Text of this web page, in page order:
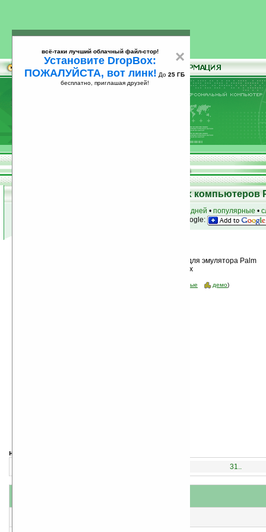
25
Программы для карманных компьютеров
за 7 дней • популярные •
на Google:
Группа: Специальный софт / Скины для эмулятора Palm
Сортировка по дате, начиная с новых
пробные демо)
навигация:
31..
×
всё-таки лучший облачный файл-стор!
Установите DropBox:
ПОЖАЛУЙСТА, вот линк! До 25 ГБ
бесплатно, приглашая друзей!